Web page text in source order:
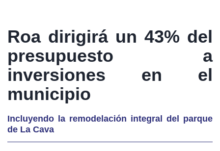
Roa dirigirá un 43% del
presupuesto a
inversiones en el
municipio
Incluyendo la remodelación integral del parque
de La Cava